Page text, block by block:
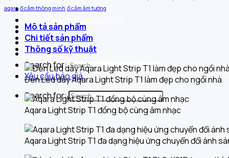
Dự án đã triển khai
Câu chuyện thương hiệu
Tài liệu
Tin tức
Liên hệ
Search for:
Yêu cầu báo giá
Search for:
aqara ổ cắm thông minh ổ cắm âm tường
Mô tả sản phẩm
Chi tiết sản phẩm
Thông số kỹ thuật
Đèn Led dây Aqara Light Strip T1 làm đẹp cho ngồi nhà
Aqara Light Strip T1 đồng bộ cùng âm nhạc
Aqara Light Strip T1 đa dạng hiệu ứng chuyển đổi ánh